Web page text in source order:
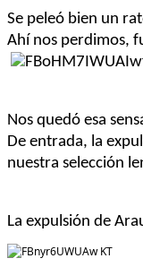
Se peleó bien un
Ahí nos perdimos,
Nos quedó esa
De entrada, la
nuestra selección
La expulsión de